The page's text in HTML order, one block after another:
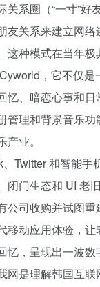
关系圈（“一寸”好
友关系来建立网
这种模式在当年极
，它不仅是
忆、暗恋心事和日
管理和背景音乐
业。
Twitter 和智能手
闭门生态和 UI 老
公司收购并试图
移动应用体验，让
忆，呈现出一波数
网是理解韩国互联